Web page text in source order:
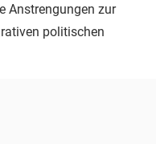
Anstrengungen zur
politischen